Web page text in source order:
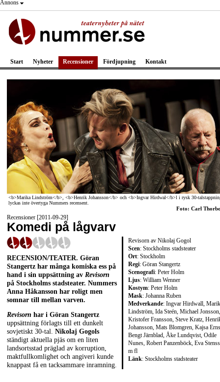
Annons
Start Nyheter Recensioner Fördjupning Kontakt
<b>Marika Lindström</b>, <b>Henrik Johansson</b> och <b>Ingvar Hirdwal</b>l i rysk 30-
lyckas inte övertyga Nummers recensent.
Foto: Carl
Recensioner [2011-09-29]
Komedi på lågvarv
Revisorn av Nikolaj Gogol
Scen: Stockholms stadsteater
Ort: Stockholm
Regi: Göran Stangertz
Scenografi: Peter Holm
Ljus: William Wenner
Kostym: Peter Holm
Mask: Johanna Ruben
Medverkande: Ingvar Hirdwall,
Lindström, Ida Steén, Michael Jonsson,
Kristofer Fransson, Steve Kratz,
Johansson, Mats Blomgren, Kajsa
Bengt Järnblad, Åke Lundqvist, Odile
Nunes, Robert Panzenböck, Eva
m fl
Länk: Stockholms stadsteater
RECENSION/TEATER. Göran
Stangertz har många komiska ess på
hand i sin uppsättning av Revisorn
på Stockholms stadsteater. Nummers
Anna Håkansson har roligt men
somnar till mellan varven.
Revisorn har i Göran Stangertz
uppsättning förlagts till ett dunkelt
sovjetiskt 30-tal. Nikolaj Gogols
ständigt aktuella pjäs om en liten
landsortsstad präglad av korruption,
maktfullkomlighet och angiveri kunde
knappast få en tacksammare inramning.